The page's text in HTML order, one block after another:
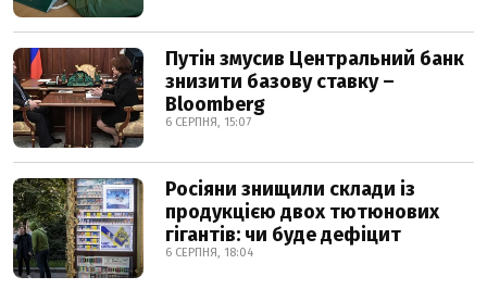
Путін змусив Центральний банк
знизити базову ставку –
Bloomberg
6 СЕРПНЯ, 15:07
Росіяни знищили склади із
продукцією двох тютюнових
гігантів: чи буде дефіцит
6 СЕРПНЯ, 18:04